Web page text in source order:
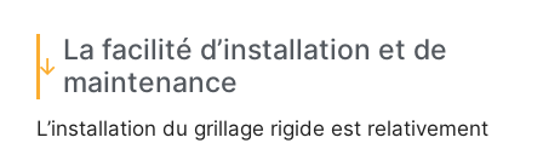
La facilité d’installation et de
maintenance
L’installation du grillage rigide est relativement